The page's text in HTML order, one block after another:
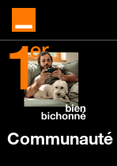
Communauté